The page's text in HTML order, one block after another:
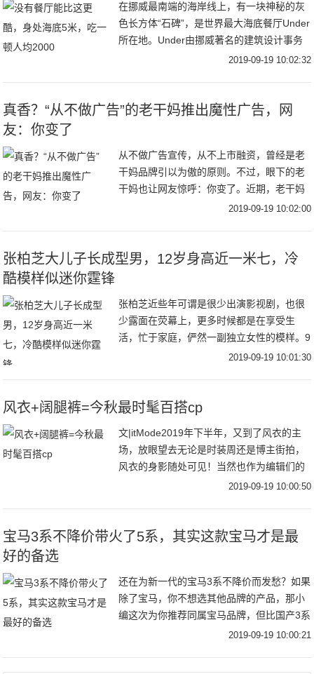
在挪威最南端的海岸线上，有一块神秘的灰
色长方体“石碑”，是世界最大海底餐厅Under
所在地。Under由挪威著名的建筑设计事务
所Snøhetta 操刀设计。建筑内底部还有一整
2019-09-19 10:02:32
真香？“从不做广告”的老干妈推出魔性广告，网
友：你变了
从不做广告宣传，从不上市融资，曾经是老
干妈品牌引以为傲的原则。不过，眼下的老
干妈也让网友惊呼：你变了。近期，老干妈
凭借一则魔性十足的广告走红网络。不仅如
2019-09-19 10:02:00
张柏芝大儿子长成型男，12岁身高近一米七，冷
酷模样似迷你霆锋
张柏芝近些年可谓是很少出演影视剧，也很
少露面在荧幕上，更多时候都是在享受生
活，忙于家庭，俨然一副独立女性的模样。9
月18日，张柏芝在社交平台分享了自己出海
2019-09-19 10:01:30
风衣+阔腿裤=今秋最时髦百搭cp
文|itMode2019年下半年，又到了风衣的主
场，放眼望去无论是时装周还是博主街拍，
风衣的身影随处可见！当然也作为编辑们的
心头好，风衣当然是每年秋季不能避免的话
2019-09-19 10:00:50
宝马3系不降价带火了5系，其实这款宝马才是最
好的备选
还在为新一代的宝马3系不降价而发愁？如果
除了宝马，你不想选其他品牌的产品，那小
编这次为你推荐同属宝马品牌，但比国产3系
更加彰显运动的车型——宝马3系GT。为什
2019-09-19 10:00:21